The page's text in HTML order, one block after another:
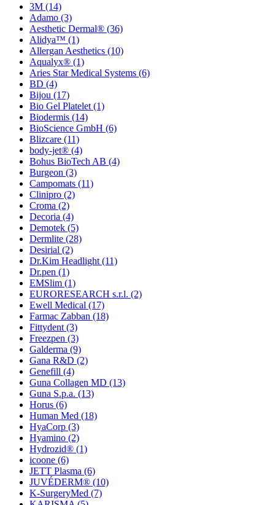
3M (14)
Adamo (3)
Aesthetic Dermal® (36)
Alidya™ (1)
Allergan Aesthetics (10)
Aqualyx® (1)
Aries Star Medical Systems (6)
BD (4)
Bijou (17)
Bio Gel Platelet (1)
Biodermis (14)
BioScience GmbH (6)
Blizcare (11)
body-jet® (4)
Bohus BioTech AB (4)
Burgeon (3)
Campomats (11)
Clinipro (2)
Croma (2)
Decoria (4)
Demotek (5)
Dermlite (28)
Desirial (2)
Dr.Kim Headlight (11)
Dr.pen (1)
EMSlim (1)
EURORESEARCH s.r.l. (2)
Ewell Medical (17)
Farmac Zabban (18)
Fittydent (3)
Freezpen (3)
Galderma (9)
Gana R&D (2)
Genefill (4)
Guna Collagen MD (13)
Guna S.p.a. (13)
Horus (6)
Human Med (18)
HyaCorp (3)
Hyamino (2)
Hydrozid® (1)
icoone (6)
JETT Plasma (6)
JUVÉDERM® (10)
K-SurgeryMed (7)